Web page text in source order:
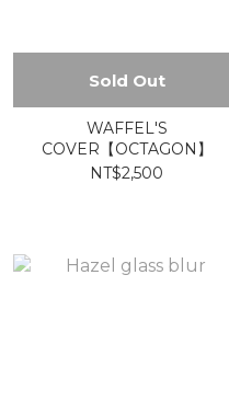
Sold Out
WAFFEL'S
COVER【OCTAGON】
NT$2,500